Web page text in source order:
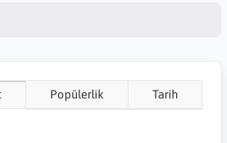
Popülerlik Tarih